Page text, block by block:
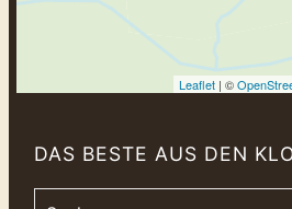
Leaflet| ©
DAS BESTE AUS DEN